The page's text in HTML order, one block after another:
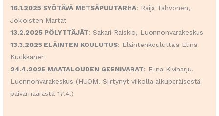
16.1.2025 SYÖTÄVÄ METSÄPUUTARHA: Raija Tahvonen,
Jokioisten Martat
13.2.2025 PÖLYTTÄJÄT: Sakari Raiskio, Luonnonvarakeskus
13.3.2025 ELÄINTEN KOULUTUS: Eläintenkouluttaja Elina
Kuokkanen
24.4.2025 MAATALOUDEN GEENIVARAT: Elina Kiviharju,
Luonnonvarakeskus (HUOM! Siirtynyt viikolla alkuperäisestä
päivämäärästä 17.4.)